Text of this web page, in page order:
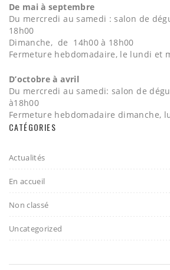
De mai à septembre
Du mercredi au samedi : salon de
18h00
Dimanche, de 14h00 à 18h00
Fermeture hebdomadaire, le lundi et
D’octobre à avril
Du mercredi au samedi: salon de
à18h00
Fermeture hebdomadaire dimanche,
CATÉGORIES
Actualités
En accueil
Non classé
Uncategorized